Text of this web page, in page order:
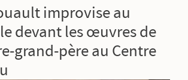
improvise au
devant les œuvres de
grand-père au Centre